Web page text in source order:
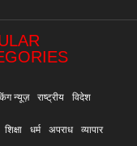
न्यूज़ राष्ट्रीय विदेश
शिक्षा धर्म अपराध व्यापार